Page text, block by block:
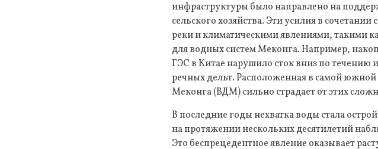
инфраструктуры было направлено на
сельского хозяйства. Эти усилия в
реки и климатическими явлениями, такими
для водных систем Меконга. Например,
ГЭС в Китае нарушило сток вниз по
речных дельт. Расположенная в самой
Меконга (ВДМ) сильно страдает от этих
В последние годы нехватка воды стала
на протяжении нескольких десятилетий
Это беспрецедентное явление оказывает